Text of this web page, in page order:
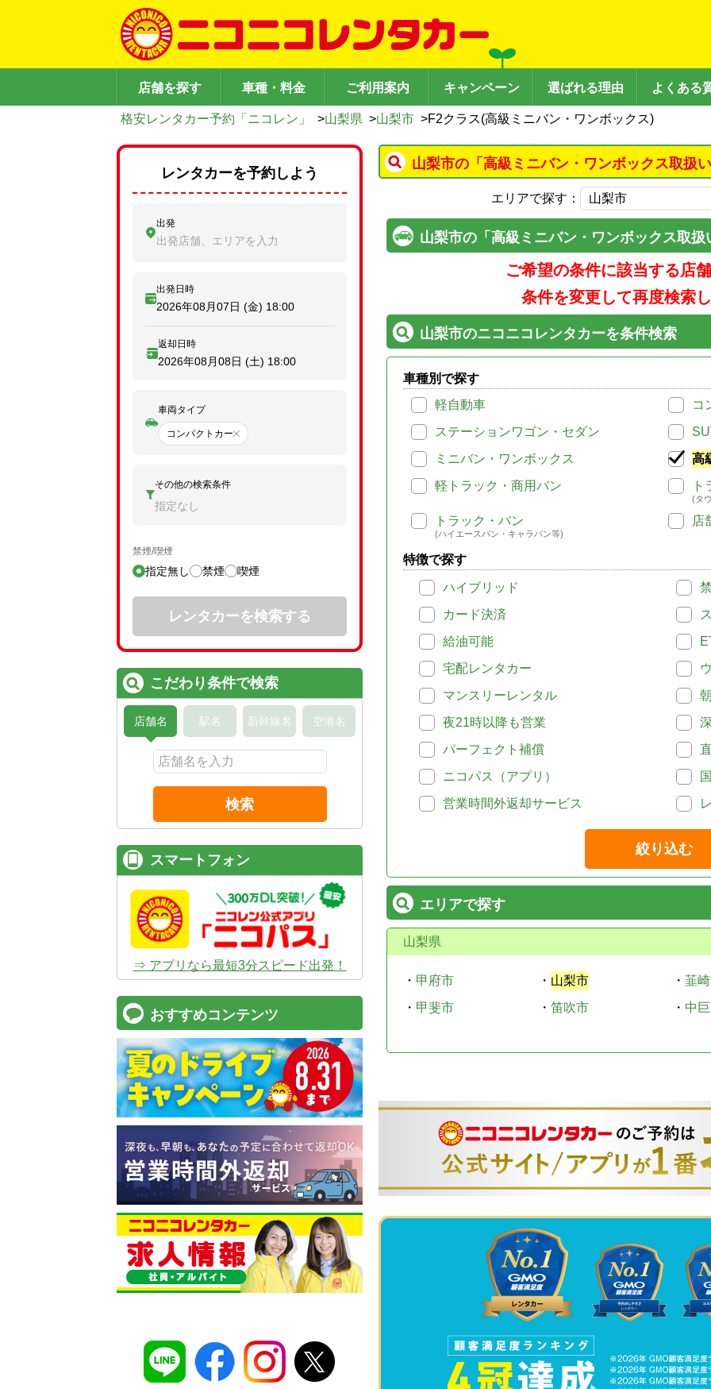
店舗を探す 車種・料金 ご利用案内 キャンペーン 選ばれる理由 よくある
格安レンタカー予約「ニコレン」 >山梨県 >山梨市 >F2クラス(高級ミニバン・ワンボックス)
山梨市の「高級ミニバン・ワンボックス取扱
エリアで探す：
山梨市の「高級ミニバン・ワンボックス取
ご希望の条件に該当する店
条件を変更して再度検索
山梨市のニコニコレンタカーを条件検索
車種別で探す
軽自動車
コ
ステーションワゴン・セダン
ミニバン・ワンボックス
高
軽トラック・商用バン
ト
(タ
トラック・バン
(ハイエースバン・キャラバン等)
店
特徴で探す
ハイブリッド
カード決済
給油可能
宅配レンタカー
マンスリーレンタル
夜21時以降も営業
パーフェクト補償
ニコパス（アプリ）
営業時間外返却サービス
絞り込む
エリアで探す
山梨県
・ 甲府市 ・ 山梨市 ・ 韮
・ 甲斐市 ・ 笛吹市 ・ 中
レンタカーを予約しよう
出発
出発店舗、エリアを入力
出発日時
2026年08月07日 (金) 18:00
返却日時
2026年08月08日 (土) 18:00
車両タイプ
コンパクトカー
その他の検索条件
指定なし
禁煙/喫煙
指定無し 禁煙 喫煙
レンタカーを検索する
こだわり条件で検索
店舗名 駅名 新幹線名 空港名
検索
スマートフォン
⇒ アプリなら最短3分スピード出発！
おすすめコンテンツ